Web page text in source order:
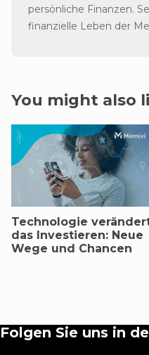
persönliche Finanzen.
finanzielle Leben der
You might also
Technologie
das Investieren: Neue
Wege und Chancen
Folgen Sie uns in